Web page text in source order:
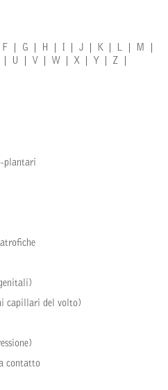
F G H I J K| L M
U V W X Y Z
plantari
capillari del volto)
contatto